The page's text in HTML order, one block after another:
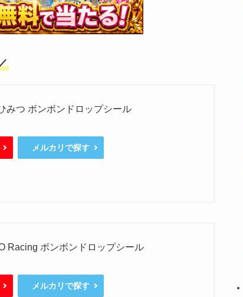
みつ ボンボンドロップシール
メルカリで探す
Racing ボンボンドロップシール
メルカリで探す